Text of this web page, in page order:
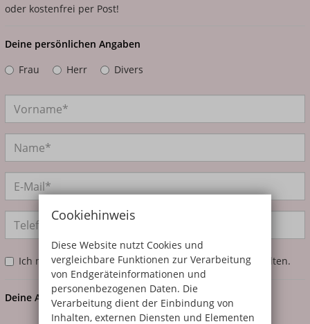
Cookiehinweis
Diese Website nutzt Cookies und
vergleichbare Funktionen zur Verarbeitung
von Endgeräteinformationen und
personenbezogenen Daten. Die
Verarbeitung dient der Einbindung von
Inhalten, externen Diensten und Elementen
oder kostenfrei per Post!
Deine persönlichen Angaben
Frau
Herr Divers
Ich möchte mein Infomaterial zusätzlich per Post erhalten.
Deine Anfrage zum Bildungsangebot